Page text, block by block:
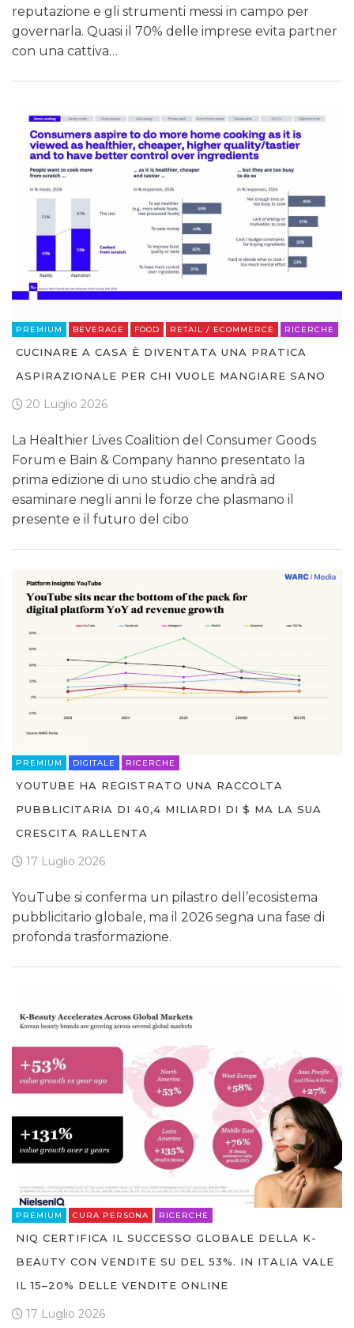
reputazione e gli strumenti messi in campo per
governarla. Quasi il 70% delle imprese evita partner
con una cattiva…
PREMIUM BEVERAGE FOOD RETAIL / ECOMMERCE RICERCHE
CUCINARE A CASA È DIVENTATA UNA PRATICA
ASPIRAZIONALE PER CHI VUOLE MANGIARE SANO
20 Luglio 2026
La Healthier Lives Coalition del Consumer Goods
Forum e Bain & Company hanno presentato la
prima edizione di uno studio che andrà ad
esaminare negli anni le forze che plasmano il
presente e il futuro del cibo
PREMIUM DIGITALE RICERCHE
YOUTUBE HA REGISTRATO UNA RACCOLTA
PUBBLICITARIA DI 40,4 MILIARDI DI $ MA LA SUA
CRESCITA RALLENTA
17 Luglio 2026
YouTube si conferma un pilastro dell’ecosistema
pubblicitario globale, ma il 2026 segna una fase di
profonda trasformazione.
PREMIUM CURA PERSONA RICERCHE
NIQ CERTIFICA IL SUCCESSO GLOBALE DELLA K-
BEAUTY CON VENDITE SU DEL 53%. IN ITALIA VALE
IL 15–20% DELLE VENDITE ONLINE
17 Luglio 2026